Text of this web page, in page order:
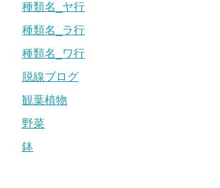
種類名_ヤ行
種類名_ラ行
種類名_ワ行
脱線ブログ
観葉植物
野菜
鉢